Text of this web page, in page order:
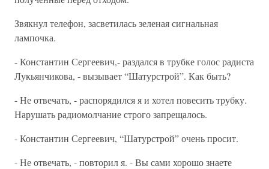
Звякнул телефон, засветилась зеленая сигнальная
лампочка.
- Константин Сергеевич,- раздался в трубке голос радиста
Лукьянчикова, - вызывает “Шатурстрой”. Как быть?
- Не отвечать, - распорядился я и хотел повесить трубку.
Нарушать радиомолчание строго запрещалось.
- Константин Сергеевич, “Шатурстрой” очень просит.
- Не отвечать, - повторил я. - Вы сами хорошо знаете